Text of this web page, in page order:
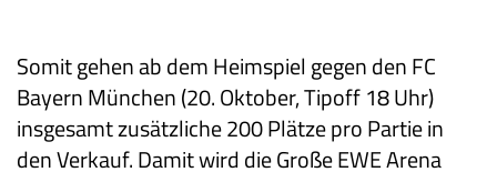
Somit gehen ab dem Heimspiel gegen den FC
Bayern München (20. Oktober, Tipoff 18 Uhr)
insgesamt zusätzliche 200 Plätze pro Partie in
den Verkauf. Damit wird die Große EWE Arena